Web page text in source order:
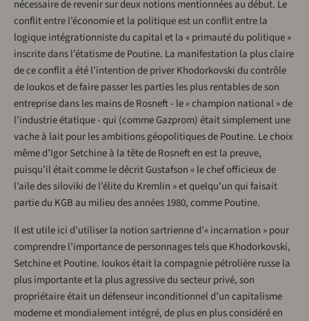
nécessaire de revenir sur deux notions mentionnées au début. Le
conflit entre l’économie et la politique est un conflit entre la
logique intégrationniste du capital et la « primauté du politique »
inscrite dans l’étatisme de Poutine. La manifestation la plus claire
de ce conflit a été l’intention de priver Khodorkovski du contrôle
de Ioukos et de faire passer les parties les plus rentables de son
entreprise dans les mains de Rosneft - le « champion national » de
l’industrie étatique - qui (comme Gazprom) était simplement une
vache à lait pour les ambitions géopolitiques de Poutine. Le choix
même d’Igor Setchine à la tête de Rosneft en est la preuve,
puisqu’il était comme le décrit Gustafson « le chef officieux de
l’aile des siloviki de l’élite du Kremlin » et quelqu’un qui faisait
partie du KGB au milieu des années 1980, comme Poutine.
Il est utile ici d’utiliser la notion sartrienne d’« incarnation » pour
comprendre l’importance de personnages tels que Khodorkovski,
Setchine et Poutine. Ioukos était la compagnie pétrolière russe la
plus importante et la plus agressive du secteur privé, son
propriétaire était un défenseur inconditionnel d’un capitalisme
moderne et mondialement intégré, de plus en plus considéré en